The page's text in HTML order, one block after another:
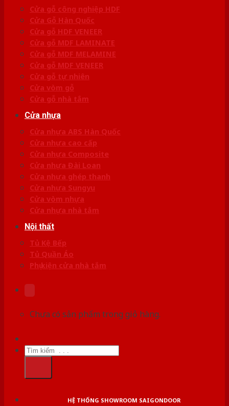
Cửa gỗ công nghiệp HDF
Cửa Gỗ Hàn Quốc
Cửa gỗ HDF VENEER
Cửa gỗ MDF LAMINATE
Cửa gỗ MDF MELAMINE
Cửa gỗ MDF VENEER
Cửa gỗ tự nhiên
Cửa vòm gỗ
Cửa gỗ nhà tắm
Cửa nhựa
Cửa nhựa ABS Hàn Quốc
Cửa nhựa cao cấp
Cửa nhựa Composite
Cửa nhựa Đài Loan
Cửa nhựa ghép thanh
Cửa nhựa Sungyu
Cửa vòm nhựa
Cửa nhựa nhà tắm
Nội thất
Tủ Kệ Bếp
Tủ Quần Áo
Phụ kiện cửa nhà tắm
Chưa có sản phẩm trong giỏ hàng.
Tìm
kiếm:
HỆ THỐNG SHOWROOM SAIGONDOOR